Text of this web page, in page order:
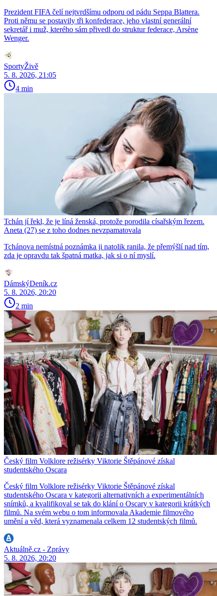
Prezident FIFA čelí nejtvrdšímu odporu od pádu Seppa Blattera.
Proti němu se postavily tři konfederace, jeho vlastní generální
sekretář i muž, kterého sám přivedl do struktur federace, Arsène
Wenger.
SportyŽivě
5. 8. 2026, 21:05
4 min
Tchán jí řekl, že je líná ženská, protože porodila císařským řezem.
Aneta (27) se z toho dodnes nevzpamatovala
Tchánova nemístná poznámka ji natolik ranila, že přemýšlí nad tím,
zda je opravdu tak špatná matka, jak si o ní myslí.
DámskýDeník.cz
5. 8. 2026, 20:20
2 min
Český film Volklore režisérky Viktorie Štěpánové získal
studentského Oscara
Český film Volklore režisérky Viktorie Štěpánové získal
studentského Oscara v kategorii alternativních a experimentálních
snímků, a kvalifikoval se tak do klání o Oscary v kategorii krátkých
filmů. Na svém webu o tom informovala Akademie filmového
umění a věd, která vyznamenala celkem 12 studentských filmů.
Aktuálně.cz - Zprávy
5. 8. 2026, 20:20